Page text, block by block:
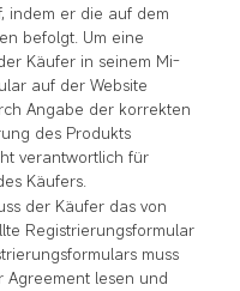
indem er die auf dem
befolgt. Um eine
Käufer in seinem Mi-
auf der Website
Angabe der korrekten
des Produkts
verantwortlich für
Käufers.
der Käufer das von
Registrierungsformular
muss
Agreement lesen und